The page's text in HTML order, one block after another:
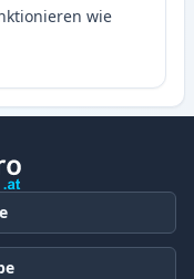
wie